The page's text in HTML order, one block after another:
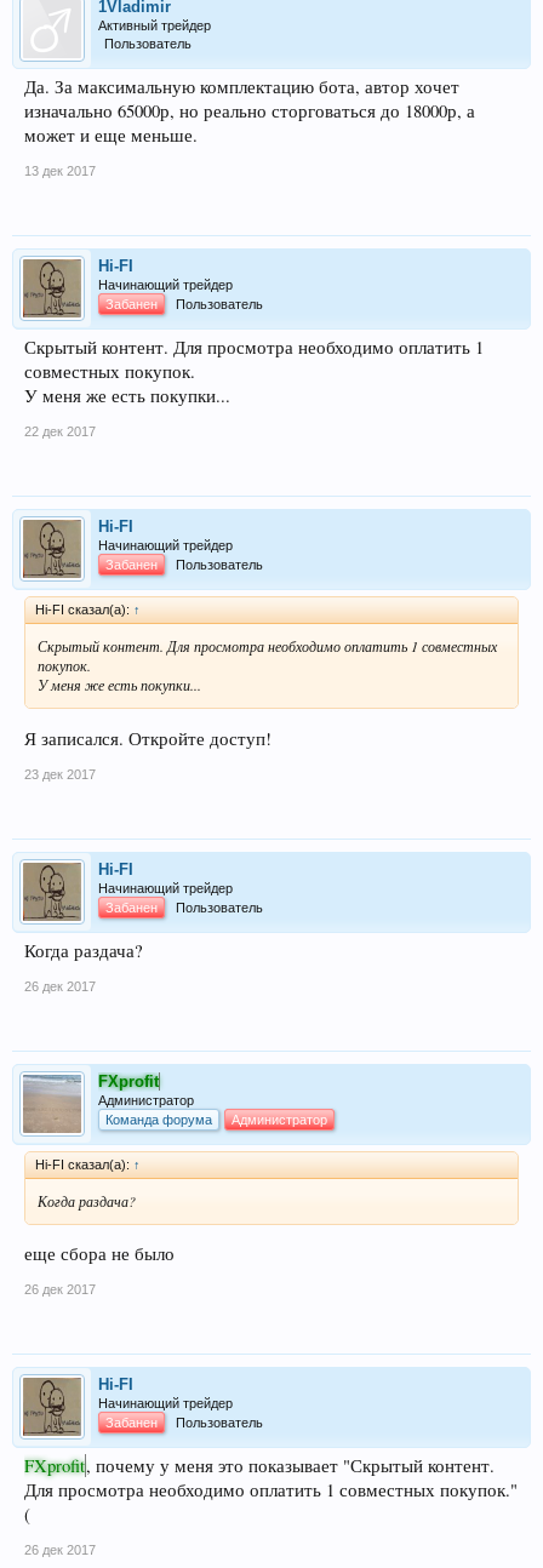
1Vladimir
Активный трейдер
Пользователь
Да. За максимальную комплектацию бота, автор хочет
изначально 65000р, но реально сторговаться до 18000р, а
может и еще меньше.
13 дек 2017
Hi-FI
Начинающий трейдер
Забанен
Пользователь
Скрытый контент. Для просмотра необходимо оплатить 1
совместных покупок.
У меня же есть покупки...
22 дек 2017
Hi-FI
Начинающий трейдер
Забанен
Пользователь
Hi-FI сказал(а): ↑
Скрытый контент. Для просмотра необходимо оплатить 1 совместных
покупок.
У меня же есть покупки...
Я записался. Откройте доступ!
23 дек 2017
Hi-FI
Начинающий трейдер
Забанен
Пользователь
Когда раздача?
26 дек 2017
FXprofit
Администратор
Команда форума
Администратор
Hi-FI сказал(а): ↑
Когда раздача?
еще сбора не было
26 дек 2017
Hi-FI
Начинающий трейдер
Забанен
Пользователь
FXprofit, почему у меня это показывает "Скрытый контент.
Для просмотра необходимо оплатить 1 совместных покупок."
(
26 дек 2017